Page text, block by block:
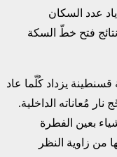
عدد السكان
فتح خطّ السكة
يزداد كُلّما عاد
نار مُعاناته الداخلية.
بعين الفطرة
من زاوية النظر